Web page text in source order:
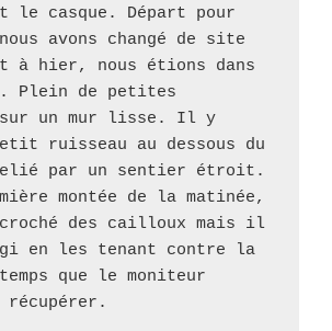
le casque. Départ pour
avons changé de site
à hier, nous étions dans
Plein de petites
un mur lisse. Il y
ruisseau au dessous du
par un sentier étroit.
montée de la matinée,
des cailloux mais il
en les tenant contre la
que le moniteur
récupérer.